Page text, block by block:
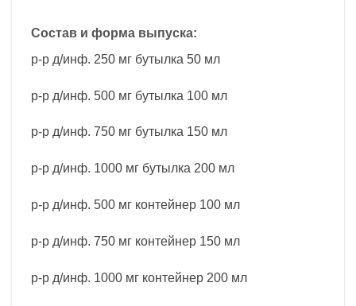
Состав и форма выпуска:
р-р д/инф. 250 мг бутылка 50 мл
р-р д/инф. 500 мг бутылка 100 мл
р-р д/инф. 750 мг бутылка 150 мл
р-р д/инф. 1000 мг бутылка 200 мл
р-р д/инф. 500 мг контейнер 100 мл
р-р д/инф. 750 мг контейнер 150 мл
р-р д/инф. 1000 мг контейнер 200 мл